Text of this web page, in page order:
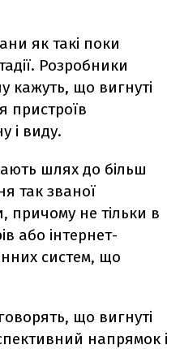
як такі поки
Розробники
кажуть, що вигнуті
пристроїв
і виду.
шлях до більш
так званої
причому не тільки в
або інтернет-
систем, що
що вигнуті
напрямок і